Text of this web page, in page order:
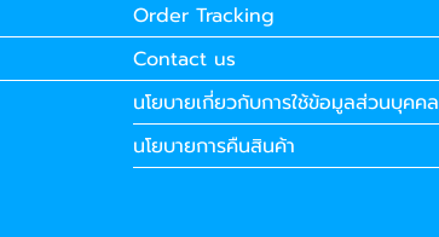
Order Tracking
Contact us
นโยบายเกี่ยวกับการใช้ข้อมูลส่วนบุคคล
นโยบายการคืนสินค้า